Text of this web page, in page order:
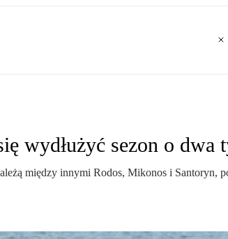
wydłużyć sezon o dwa
między innymi Rodos, Mikonos i